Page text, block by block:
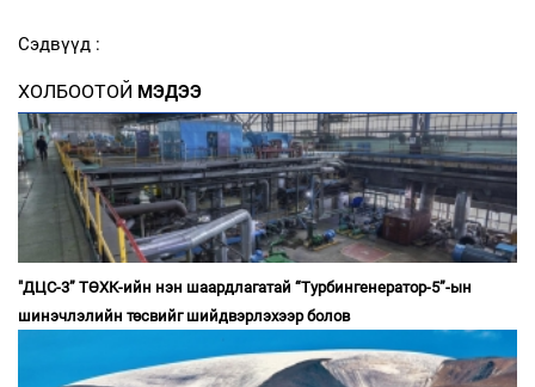
Сэдвүүд :
ХОЛБООТОЙ МЭДЭЭ
"ДЦС-3” ТӨХК-ийн нэн шаардлагатай “Турбингенератор-5”-ын
шинэчлэлийн төсвийг шийдвэрлэхээр болов